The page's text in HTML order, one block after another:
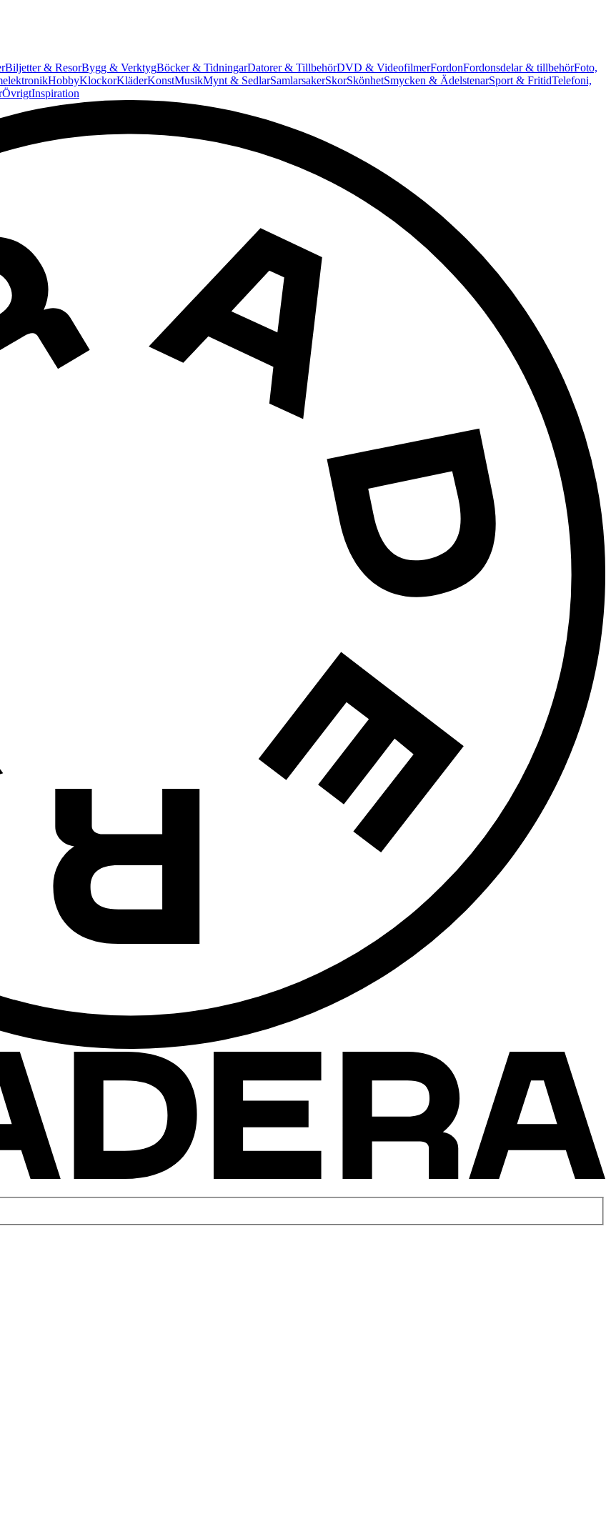
Biljetter & ResorBygg & VerktygBöcker & TidningarDatorer & TillbehörDVD & VideofilmerFordonFordonsdelar & tillbehörFoto,
HobbyKlockorKläderKonstMusikMynt & SedlarSamlarsakerSkorSkönhetSmycken & ÄdelstenarSport & FritidTelefoni,
ÖvrigtInspiration